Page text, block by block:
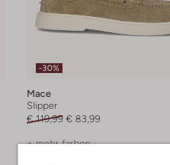
-30%
Mace
Slipper
€ 119,99 € 83,99
+ mehr farben